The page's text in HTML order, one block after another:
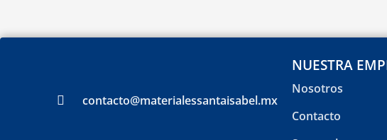
contacto@materialessantaisabel.mx
NUESTRA
Nosotros
Contacto